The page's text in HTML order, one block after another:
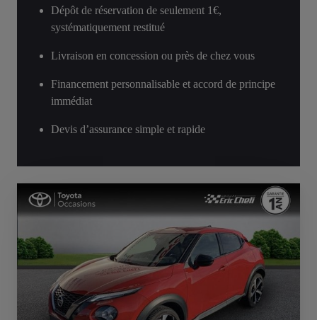
Dépôt de réservation de seulement 1€,
systématiquement restitué
Livraison en concession ou près de chez vous
Financement personnalisable et accord de principe
immédiat
Devis d’assurance simple et rapide